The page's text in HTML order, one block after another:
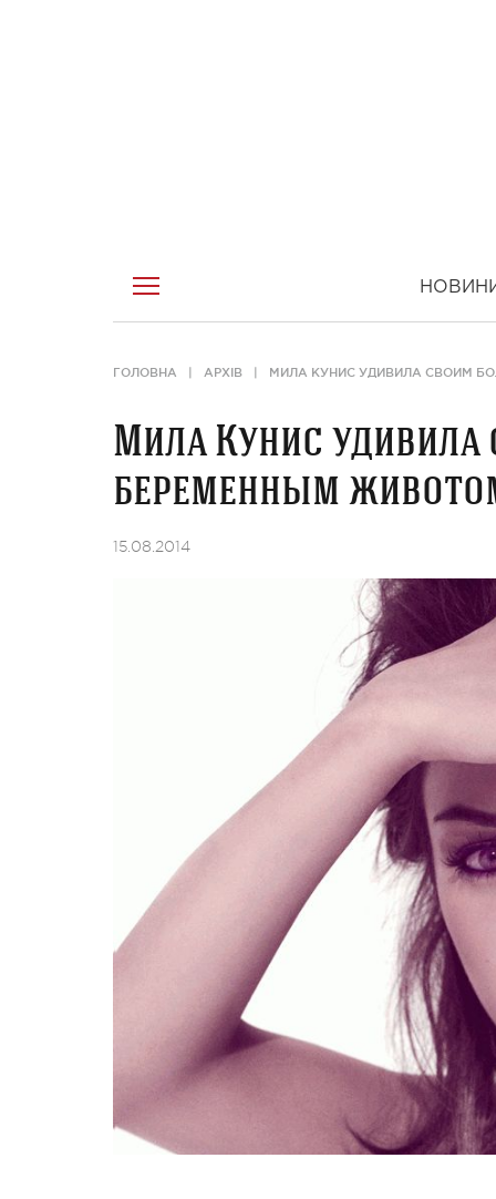
ГОЛОВНА АРХІВ МИЛА КУНИС УДИВИЛА СВОИМ
Мила Кунис
беременным
15.08.2014